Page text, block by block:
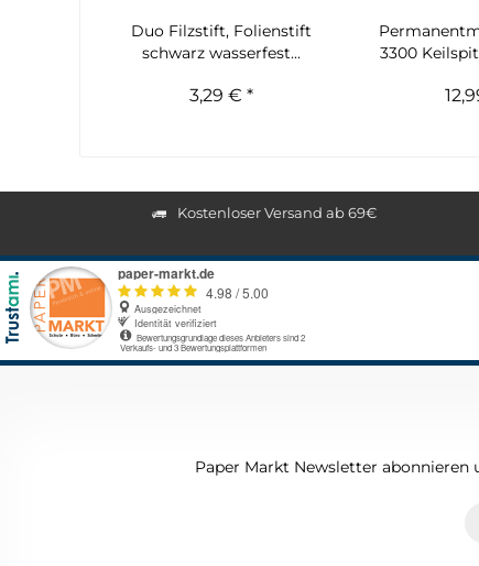
Duo Filzstift, Folienstift
schwarz wasserfest...
3,29 € *
3300
Kostenloser Versand ab 69€
Paper Markt Newsletter